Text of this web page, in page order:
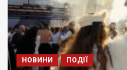
НОВИНИ ПОДІЇ